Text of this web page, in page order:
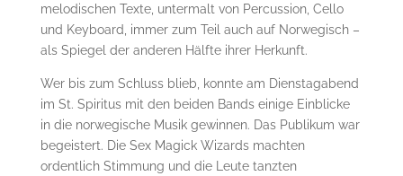
melodischen Texte, untermalt von Percussion, Cello
und Keyboard, immer zum Teil auch auf Norwegisch –
als Spiegel der anderen Hälfte ihrer Herkunft.
Wer bis zum Schluss blieb, konnte am Dienstagabend
im St. Spiritus mit den beiden Bands einige Einblicke
in die norwegische Musik gewinnen. Das Publikum war
begeistert. Die Sex Magick Wizards machten
ordentlich Stimmung und die Leute tanzten